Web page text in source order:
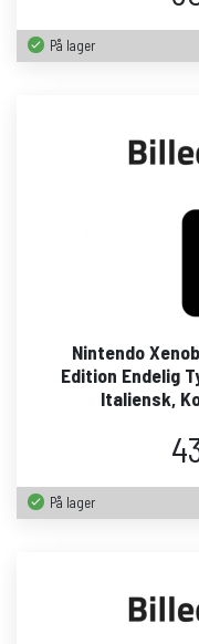
På lager
Nintendo
Edition Endelig
Italiensk,
På lager